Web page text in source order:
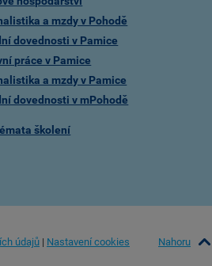
a mzdy v Pohodě
dovednosti v Pamice
práce v Pamice
a mzdy v Pamice
dovednosti v mPohodě
školení
údajů | Nastavení cookies Nahoru